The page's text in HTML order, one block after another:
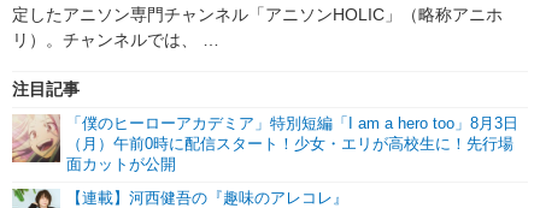
定したアニソン専門チャンネル「アニソンHOLIC」（略称アニホ
リ）。チャンネルでは、 …
注目記事
「僕のヒーローアカデミア」特別短編「I am a hero too」8月3日
（月）午前0時に配信スタート！少女・エリが高校生に！先行場
面カットが公開
【連載】河西健吾の『趣味のアレコレ』